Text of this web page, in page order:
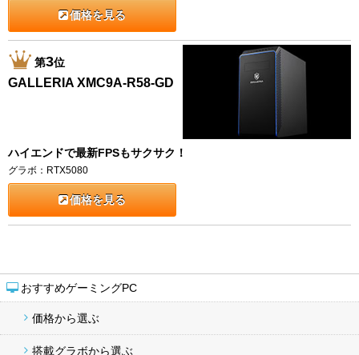
おすすめゲーミングPC
価格から選ぶ
搭載グラボから選ぶ
価格を見る
第3位
GALLERIA XMC9A-R58-GD
ハイエンドで最新FPSもサクサク！
グラボ：RTX5080
価格を見る